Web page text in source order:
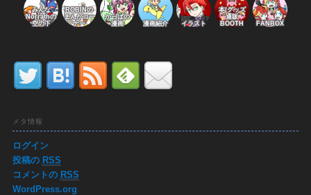
みんな
Norrathの
空の下
ROBINの
まんがコー
ナー
かっぱの
漫画
漫画紹介 イラスト
本/グッズ
通販
BOOTH
FANBOX
メタ情報
ログイン
投稿の RSS
コメントの RSS
WordPress.org